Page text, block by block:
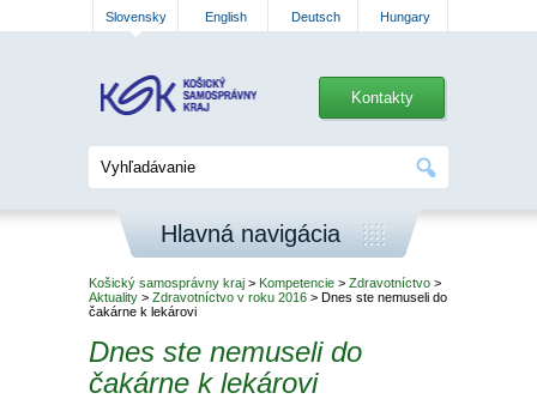
Slovensky English Deutsch Hungary
Kontakty
Hlavná navigácia
Košický samosprávny kraj > Kompetencie > Zdravotníctvo >
Aktuality > Zdravotníctvo v roku 2016 > Dnes ste nemuseli do
čakárne k lekárovi
Dnes ste nemuseli do
čakárne k lekárovi